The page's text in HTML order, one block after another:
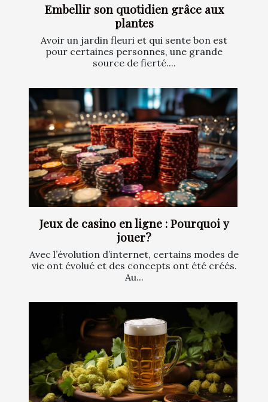
Embellir son quotidien grâce aux
plantes
Avoir un jardin fleuri et qui sente bon est
pour certaines personnes, une grande
source de fierté....
Jeux de casino en ligne : Pourquoi y
jouer?
Avec l’évolution d’internet, certains modes de
vie ont évolué et des concepts ont été créés.
Au...